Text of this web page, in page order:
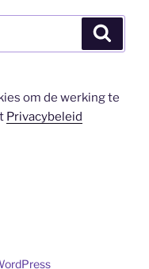
om de werking te
Privacybeleid